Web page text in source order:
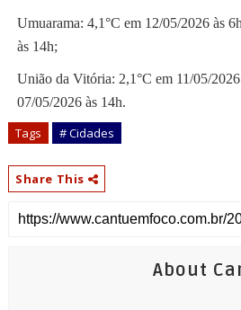
Umuarama: 4,1°C em 12/05/2026 às
às 14h;
União da Vitória: 2,1°C em 11/05/
07/05/2026 às 14h.
Tags # Cidades
Share This
About